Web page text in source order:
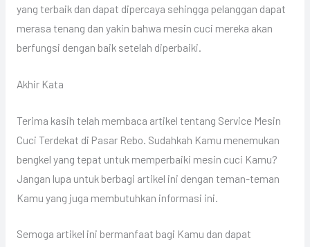
yang terbaik dan dapat dipercaya sehingga pelanggan dapat
merasa tenang dan yakin bahwa mesin cuci mereka akan
berfungsi dengan baik setelah diperbaiki.
Akhir Kata
Terima kasih telah membaca artikel tentang Service Mesin
Cuci Terdekat di Pasar Rebo. Sudahkah Kamu menemukan
bengkel yang tepat untuk memperbaiki mesin cuci Kamu?
Jangan lupa untuk berbagi artikel ini dengan teman-teman
Kamu yang juga membutuhkan informasi ini.
Semoga artikel ini bermanfaat bagi Kamu dan dapat